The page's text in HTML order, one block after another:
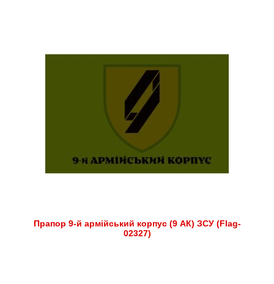
Прапор 9-й армійський корпус (9 АК) ЗСУ (Flag-
02327)